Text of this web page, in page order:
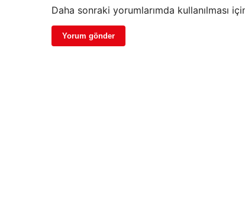
Daha sonraki yorumlarımda kullanılması